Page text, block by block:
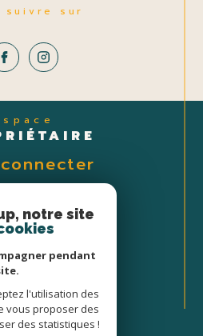
suivre sur
Espace
notre site
pendant
l'utilisation des
vous proposer des
des statistiques !